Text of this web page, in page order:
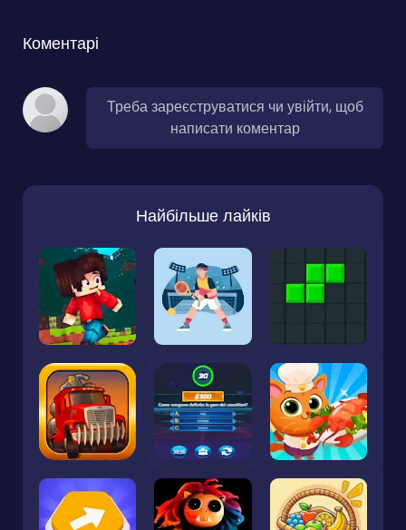
Коментарі
Треба зареєструватися чи увійти, щоб
написати коментар
Найбільше лайків